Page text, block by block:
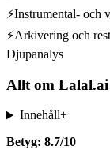
⚡Instrumental- och
⚡Arkivering och
Djupanalys
Allt om Lalal.ai
Innehåll+
Betyg: 8.7/10